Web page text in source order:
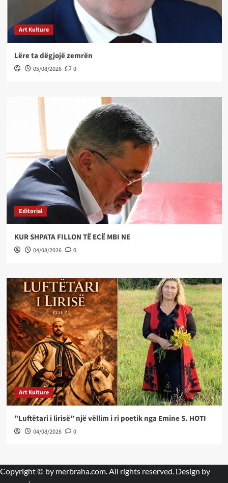
Art Kulture
Lëre ta dëgjojë zemrën
05/08/2026 0
Editorial
KUR SHPATA FILLON TË ECË MBI NE
04/08/2026 0
Art Kulture
”Luftëtari i lirisë” një vëllim i ri poetik nga Emine S. HOTI
04/08/2026 0
Copyright © by merbraha.com . All rights reserved. Design by